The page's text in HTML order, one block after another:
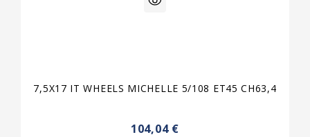
7,5X17 IT WHEELS MICHELLE 5/108 ET45 CH63,4
104,04 €